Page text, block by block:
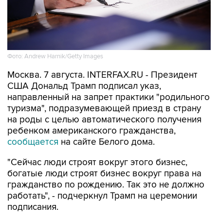
Фото: Andrew Harnik/Getty Images
Москва. 7 августа. INTERFAX.RU - Президент
США Дональд Трамп подписал указ,
направленный на запрет практики "родильного
туризма", подразумевающей приезд в страну
на роды с целью автоматического получения
ребенком американского гражданства,
сообщается на сайте Белого дома.
"Сейчас люди строят вокруг этого бизнес,
богатые люди строят бизнес вокруг права на
гражданство по рождению. Так это не должно
работать", - подчеркнул Трамп на церемонии
подписания.